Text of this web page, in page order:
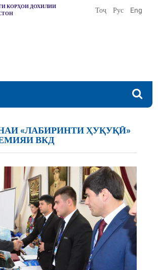
КОРҲОИ ДОХИЛИИ
Тоҷ Рус Eng
«ЛАБИРИНТИ ҲУҚУҚӢ»
ВКД